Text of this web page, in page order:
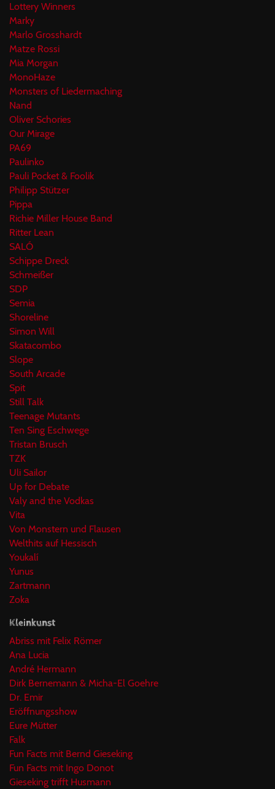
Lottery Winners
Marky
Marlo Grosshardt
Matze Rossi
Mia Morgan
MonoHaze
Monsters of Liedermaching
Nand
Oliver Schories
Our Mirage
PA69
Paulinko
Pauli Pocket & Foolik
Philipp Stützer
Pippa
Richie Miller House Band
Ritter Lean
SALÓ
Schippe Dreck
Schmeißer
SDP
Semia
Shoreline
Simon Will
Skatacombo
Slope
South Arcade
Spit
Still Talk
Teenage Mutants
Ten Sing Eschwege
Tristan Brusch
TZK
Uli Sailor
Up for Debate
Valy and the Vodkas
Vita
Von Monstern und Flausen
Welthits auf Hessisch
Youkalí
Yunus
Zartmann
Zoka
Kleinkunst
Abriss mit Felix Römer
Ana Lucia
André Hermann
Dirk Bernemann & Micha-El Goehre
Dr. Emir
Eröffnungsshow
Eure Mütter
Falk
Fun Facts mit Bernd Gieseking
Fun Facts mit Ingo Donot
Gieseking trifft Husmann